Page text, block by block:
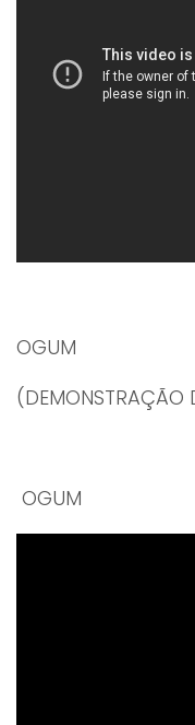
OGUM
(DEMONSTRAÇÃO
OGUM